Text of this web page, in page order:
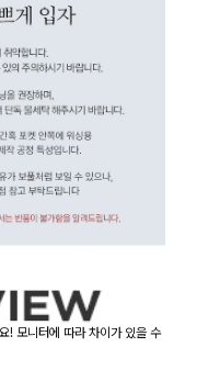
! 모니터에 따라 차이가 있을 수